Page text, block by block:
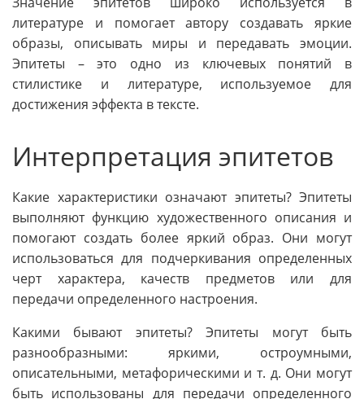
литературе и помогает автору создавать яркие
образы, описывать миры и передавать эмоции.
Эпитеты – это одно из ключевых понятий в
стилистике и литературе, используемое для
достижения эффекта в тексте.
Интерпретация эпитетов
Какие характеристики означают эпитеты? Эпитеты
выполняют функцию художественного описания и
помогают создать более яркий образ. Они могут
использоваться для подчеркивания определенных
черт характера, качеств предметов или для
передачи определенного настроения.
Какими бывают эпитеты? Эпитеты могут быть
разнообразными: яркими, остроумными,
описательными, метафорическими и т. д. Они могут
быть использованы для передачи определенного